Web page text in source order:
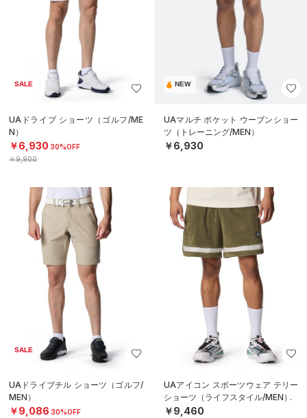
SALE
UAドライブ ショーツ（ゴルフ/ME
N）
￥6,930 30%OFF
￥9,900
NEW
UAマルチ ポケット ウーブンショー
ツ（トレーニング/MEN）
￥6,930
SALE
UAドライブチル ショーツ（ゴルフ/
MEN）
￥9,086 30%OFF
UAアイコン スポーツウェア テリー
ショーツ（ライフスタイル/MEN）
￥9,460